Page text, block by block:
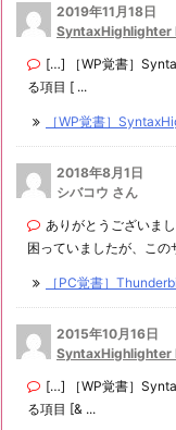
2019年11月18日
SyntaxHighlighter
[…] ［WP覚書］
る項目 [ ...
［WP覚書］
2018年8月1日
シバコウ さん
ありがとうございま
困っていましたが、こ
［PC覚書］
2015年10月16日
SyntaxHighlighter
[…] ［WP覚書］
る項目 [& ...